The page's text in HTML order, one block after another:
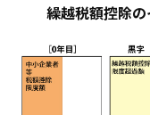
繰越税額控除の